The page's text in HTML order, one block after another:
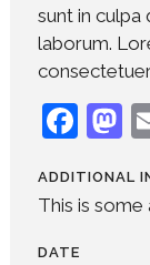
sunt in culpa
laborum.
ADDITIONAL
This is
DATE